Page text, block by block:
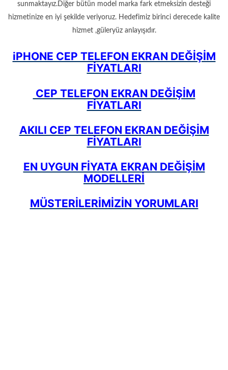
sunmaktayız.Diğer bütün model marka fark etmeksizin desteği
hizmetinize en iyi şekilde veriyoruz. Hedefimiz birinci derecede kalite
hizmet ,güleryüz anlayışıdır.
iPHONE CEP TELEFON EKRAN DEĞİŞİM
FİYATLARI
CEP TELEFON EKRAN DEĞİŞİM
FİYATLARI
AKILI CEP TELEFON EKRAN DEĞİŞİM
FİYATLARI
EN UYGUN FİYATA EKRAN DEĞİŞİM
MODELLERİ
MÜSTERİLERİMİZİN YORUMLARI